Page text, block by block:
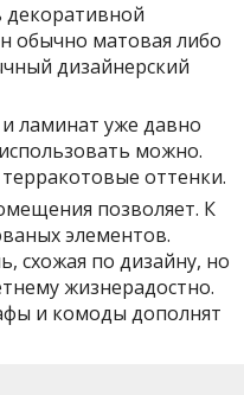
декоративной
обычно матовая либо
дизайнерский
ламинат уже давно
можно.
оттенки.
позволяет. К
элементов.
схожая по дизайну, но
жизнерадостно.
и комоды дополнят